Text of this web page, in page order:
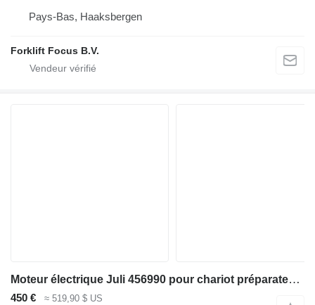
Pays-Bas, Haaksbergen
Forklift Focus B.V.
Moteur électrique Juli 456990 pour chariot préparateur de commandes Linde V10, Series 5212,/ EK-X
450 € ≈ 519,90 $ US